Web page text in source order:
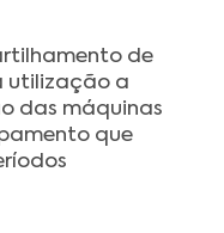
de
utilização a
das máquinas
que